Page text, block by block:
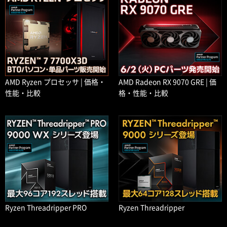
AMD Ryzen プロセッサ | 価格・
性能・比較
AMD Radeon RX 9070 GRE | 価
格・性能・比較
Ryzen Threadripper PRO Ryzen Threadripper